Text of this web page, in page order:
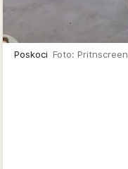
Poskoci Foto: Pritnscreen